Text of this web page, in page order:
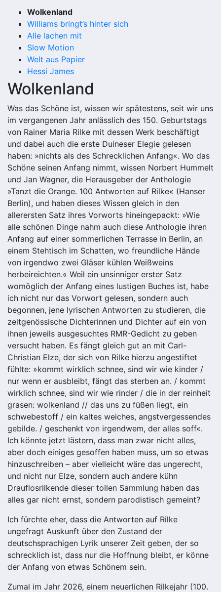
Wolkenland
Williams bringt’s hinter sich
Alle lachen mit
Slow Motion
Welt aus Papier
Hessi James
Wolkenland
Was das Schöne ist, wissen wir spätestens, seit wir uns
im vergangenen Jahr anlässlich des 150. Geburtstags
von Rainer Maria Rilke mit dessen Werk beschäftigt
und dabei auch die erste Duineser Elegie gelesen
haben: »nichts als des Schrecklichen Anfang«. Wo das
Schöne seinen Anfang nimmt, wissen Norbert Hummelt
und Jan Wagner, die Herausgeber der Anthologie
»Tanzt die Orange. 100 Antworten auf Rilke« (Hanser
Berlin), und haben dieses Wissen gleich in den
allerersten Satz ihres Vorworts hineingepackt: »Wie
alle schönen Dinge nahm auch diese Anthologie ihren
Anfang auf einer sommerlichen Terrasse in Berlin, an
einem Stehtisch im Schatten, wo freundliche Hände
von irgendwo zwei Gläser kühlen Weißweins
herbeireichten.« Weil ein unsinniger erster Satz
womöglich der Anfang eines lustigen Buches ist, habe
ich nicht nur das Vorwort gelesen, sondern auch
begonnen, jene lyrischen Antworten zu studieren, die
zeitgenössische Dichterinnen und Dichter auf ein von
ihnen jeweils ausgesuchtes RMR-Gedicht zu geben
versucht haben. Es fängt gleich gut an mit Carl-
Christian Elze, der sich von Rilke hierzu angestiftet
fühlte: »kommt wirklich schnee, sind wir wie kinder /
nur wenn er ausbleibt, fängt das sterben an. / kommt
wirklich schnee, sind wir wie rinder / die in der reinheit
grasen: wolkenland // das uns zu füßen liegt, ein
schwebestoff / ein kaltes weiches, angstvergessendes
gebilde. / geschenkt von irgendwem, der alles soff«.
Ich könnte jetzt lästern, dass man zwar nicht alles,
aber doch einiges gesoffen haben muss, um so etwas
hinzuschreiben – aber vielleicht wäre das ungerecht,
und nicht nur Elze, sondern auch andere kühn
Drauflosrilkende dieser tollen Sammlung haben das
alles gar nicht ernst, sondern parodistisch gemeint?
Ich fürchte eher, dass die Antworten auf Rilke
ungefragt Auskunft über den Zustand der
deutschsprachigen Lyrik unserer Zeit geben, der so
schrecklich ist, dass nur die Hoffnung bleibt, er könne
der Anfang von etwas Schönem sein.
Zumal im Jahr 2026, einem neuerlichen Rilkejahr (100.